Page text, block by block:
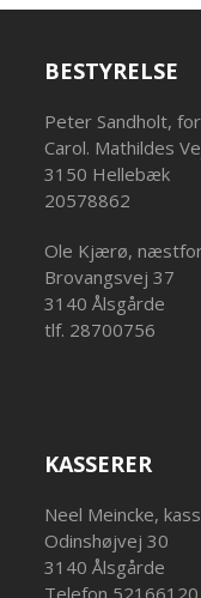
BESTYRELSE
Peter Sandholt,
Carol. Mathildes
3150 Hellebæk
20578862
Ole Kjærø,
Brovangsvej 37
3140 Ålsgårde
tlf. 28700756
KASSERER
Neel Meincke,
Odinshøjvej 30
3140 Ålsgårde